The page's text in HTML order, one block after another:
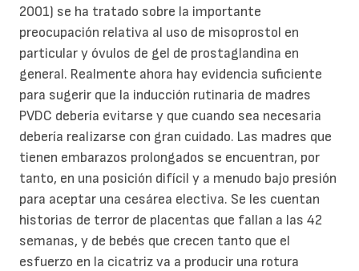
2001) se ha tratado sobre la importante
preocupación relativa al uso de misoprostol en
particular y óvulos de gel de prostaglandina en
general. Realmente ahora hay evidencia suficiente
para sugerir que la inducción rutinaria de madres
PVDC debería evitarse y que cuando sea necesaria
debería realizarse con gran cuidado. Las madres que
tienen embarazos prolongados se encuentran, por
tanto, en una posición difícil y a menudo bajo presión
para aceptar una cesárea electiva. Se les cuentan
historias de terror de placentas que fallan a las 42
semanas, y de bebés que crecen tanto que el
esfuerzo en la cicatriz va a producir una rotura